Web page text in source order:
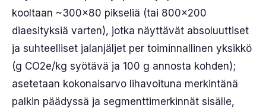
kooltaan ~300×80 pikseliä (tai 800×200
diaesityksiä varten), jotka näyttävät absoluuttiset
ja suhteelliset jalanjäljet per toiminnallinen yksikkö
(g CO2e/kg syötävä ja 100 g annosta kohden);
asetetaan kokonaisarvo lihavoituna merkintänä
palkin päädyssä ja segmenttimerkinnät sisälle,